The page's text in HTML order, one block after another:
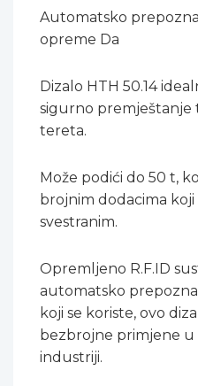
Automatsko
opreme Da
Dizalo HTH 50.14
sigurno premještanje
tereta.
Može podići do 50 t,
brojnim dodacima
svestranim.
Opremljeno R.F.ID
automatsko
koji se koriste, ovo
bezbrojne primjene u
industriji.